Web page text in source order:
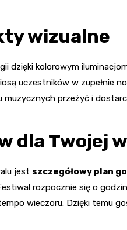
wizualne
dzięki kolorowym
uczestników w zupełnie
przeżyć i
dla Twojej
jest szczegółowy plan
rozpocznie się o
wieczoru. Dzięki temu